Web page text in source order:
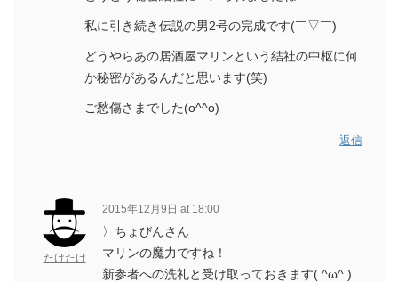
私に引き続き伝説の男2号の完成です(￣▽￣)
どうやらあの居酒屋マリンという結社の中枢に何
か秘密があるんだと思います(笑)
ご愁傷さまでした(o^^o)
返信
たけたけ
2015年12月9日 at 18:00
〉ちょびんさん
マリンの魔力ですね！
新参者への洗礼と受け取っておきます( ^ω^ )